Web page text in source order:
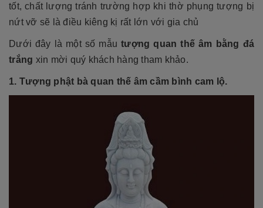
tốt, chất lượng tránh trường hợp khi thờ phụng tượng bị
nứt vỡ sẽ là điều kiêng kị rất lớn với gia chủ
Dưới đây là một số mẫutượng quan thế âm bằng đá
trắng xin mời quý khách hàng tham khảo.
1. Tượng phật bà quan thế âm cầm bình cam lộ.